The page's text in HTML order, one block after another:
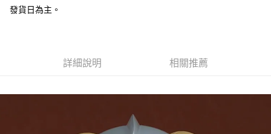
預購-7-11取貨付款(舊)
每筆NT$90，滿NT$3,000(含以上)免運費
發貨日為主。
詳細說明 相關推薦